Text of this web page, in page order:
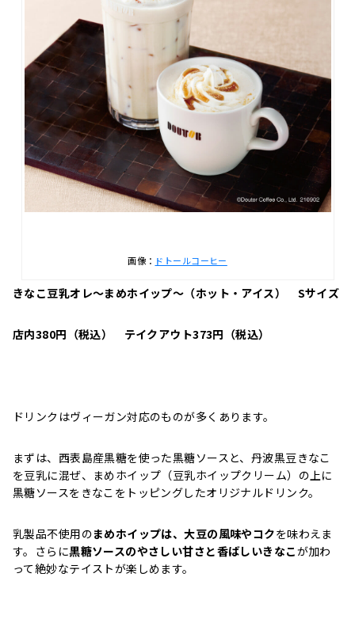
画像： ドトールコーヒー
きなこ豆乳オレ～まめホイップ～（ホット・アイス） Sサイズ
店内380円（税込） テイクアウト373円（税込）
ドリンクはヴィーガン対応のものが多くあります。
まずは、西表島産黒糖を使った黒糖ソースと、丹波黒豆きなこ
を豆乳に混ぜ、まめホイップ（豆乳ホイップクリーム）の上に
黒糖ソースをきなこをトッピングしたオリジナルドリンク。
乳製品不使用のまめホイップは、大豆の風味やコクを味わえま
す。さらに黒糖ソースのやさしい甘さと香ばしいきなこが加わ
って絶妙なテイストが楽しめます。